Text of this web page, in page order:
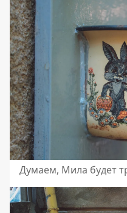
Думаем, Мила будет